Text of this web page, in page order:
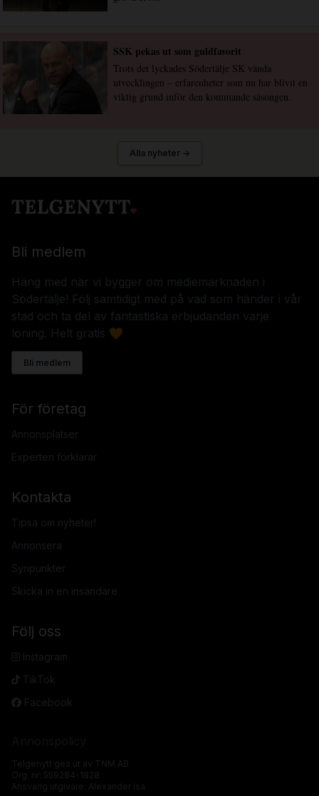
SSK pekas ut som guldfavorit
Trots det lyckades Södertälje SK vända
utvecklingen – erfarenheter som nu har blivit en
viktig grund inför den kommande säsongen.
Alla nyheter →
Bli medlem
Häng med när vi bygger om mediemarknaden i
Södertälje! Följ samtidigt med på vad som händer i vår
stad och ta del av fantastiska erbjudanden varje
löning. Helt gratis 🧡
Bli medlem
För företag
Annonsplatser
Experten förklarar
Kontakta
Tipsa om nyheter!
Annonsera
Synpunkter
Skicka in en insändare
Följ oss
Instagram
TikTok
Facebook
Telgenytt ges ut av TNM AB.
Org. nr: 559284-1828
Ansvarig utgivare: Alexander Isa